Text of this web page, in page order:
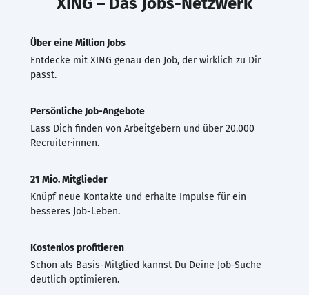
Über eine Million Jobs
Entdecke mit XING genau den Job, der wirklich zu Dir
passt.
Persönliche Job-Angebote
Lass Dich finden von Arbeitgebern und über 20.000
Recruiter·innen.
21 Mio. Mitglieder
Knüpf neue Kontakte und erhalte Impulse für ein
besseres Job-Leben.
Kostenlos profitieren
Schon als Basis-Mitglied kannst Du Deine Job-Suche
deutlich optimieren.